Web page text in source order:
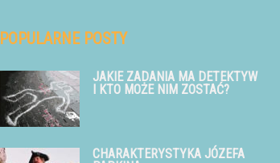
POPULARNE POSTY
JAKIE ZADANIA MA DETEKTYW
I KTO MOŻE NIM ZOSTAĆ?
CHARAKTERYSTYKA JÓZEFA